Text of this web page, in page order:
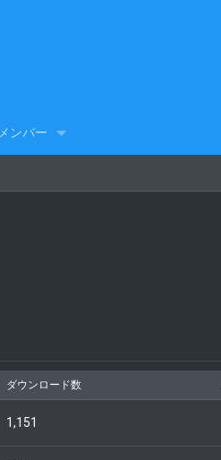
メンバー
ダウンロード数
1,151